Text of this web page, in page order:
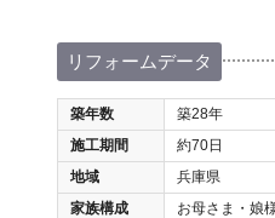
リフォームデータ
築年数
築28年
施工期間
約70日
地域
兵庫県
家族構成
お母さま・娘